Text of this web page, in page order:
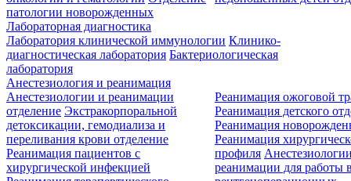
патологии новорожденных
Лабораторная диагностика
Лаборатория клинической иммунологии Клинико-
диагностическая лаборатория Бактериологическая
лаборатория
Анестезиология и реанимация
Анестезиологии и реанимации
отделение Экстракорпоральной
детоксикации, гемодиализа и
переливания крови отделение
Реанимация пациентов с
хирургической инфекцией
Реанимация ожоговой
Реанимация детского
Реанимация
Реанимация
профиля
реанимации для работы